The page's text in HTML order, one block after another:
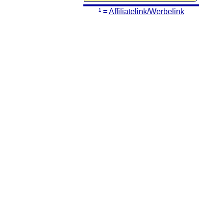
¹ =Affiliatelink/Werbelink